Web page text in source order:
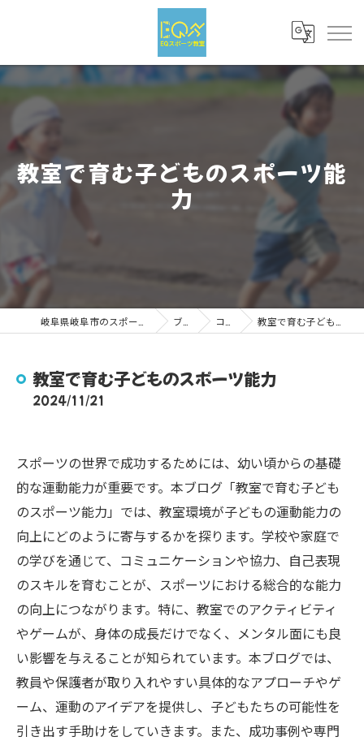
教室で育む子どものスポーツ能
力
ブログ コラム 教室で育む子どものスポーツ能力
教室で育む子どものスポーツ能力
2024/11/21
スポーツの世界で成功するためには、幼い頃からの基礎
的な運動能力が重要です。本ブログ「教室で育む子ども
のスポーツ能力」では、教室環境が子どもの運動能力の
向上にどのように寄与するかを探ります。学校や家庭で
の学びを通じて、コミュニケーションや協力、自己表現
のスキルを育むことが、スポーツにおける総合的な能力
の向上につながります。特に、教室でのアクティビティ
やゲームが、身体の成長だけでなく、メンタル面にも良
い影響を与えることが知られています。本ブログでは、
教員や保護者が取り入れやすい具体的なアプローチやゲ
ーム、運動のアイデアを提供し、子どもたちの可能性を
引き出す手助けをしていきます。また、成功事例や専門